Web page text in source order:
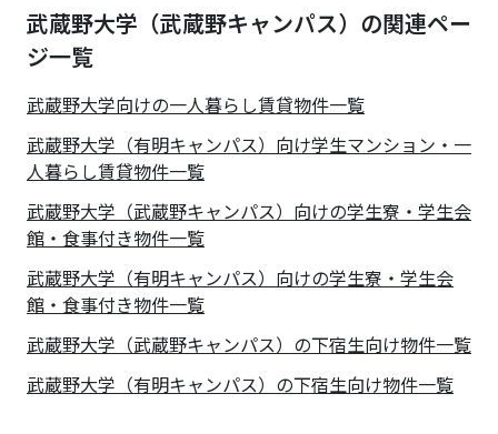
武蔵野大学（武蔵野キャンパス）の関連ペー
ジ一覧
武蔵野大学向けの一人暮らし賃貸物件一覧
武蔵野大学（有明キャンパス）向け学生マンション・一
人暮らし賃貸物件一覧
武蔵野大学（武蔵野キャンパス）向けの学生寮・学生会
館・食事付き物件一覧
武蔵野大学（有明キャンパス）向けの学生寮・学生会
館・食事付き物件一覧
武蔵野大学（武蔵野キャンパス）の下宿生向け物件一覧
武蔵野大学（有明キャンパス）の下宿生向け物件一覧